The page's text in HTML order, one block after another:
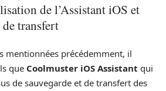
de l’Assistant iOS et
transfert
mentionnées précédemment, il
que Coolmuster iOS Assistant qui
de sauvegarde et de transfert des